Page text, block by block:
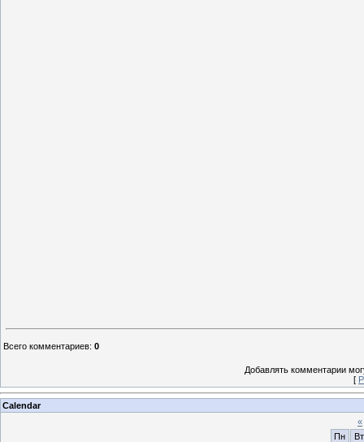
Всего комментариев: 0
Добавлять комментарии
[
Calendar
«
Пн
Вт